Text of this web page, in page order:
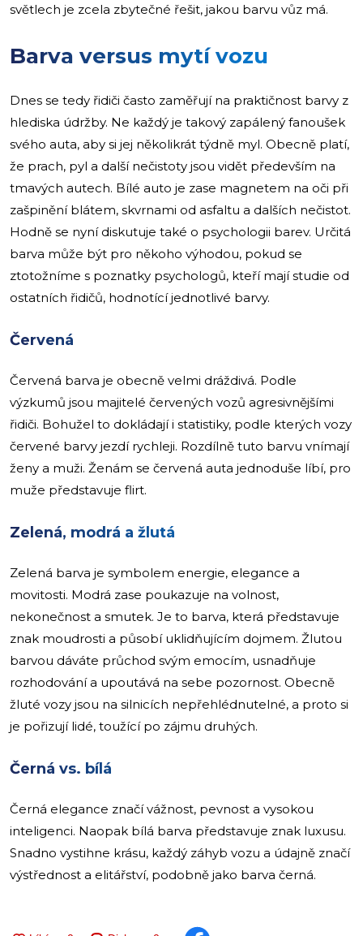
světlech je zcela zbytečné řešit, jakou barvu vůz má.
Barva versus mytí vozu
Dnes se tedy řidiči často zaměřují na praktičnost barvy z
hlediska údržby. Ne každý je takový zapálený fanoušek
svého auta, aby si jej několikrát týdně myl. Obecně platí,
že prach, pyl a další nečistoty jsou vidět především na
tmavých autech. Bílé auto je zase magnetem na oči při
zašpinění blátem, skvrnami od asfaltu a dalších nečistot.
Hodně se nyní diskutuje také o psychologii barev. Určitá
barva může být pro někoho výhodou, pokud se
ztotožníme s poznatky psychologů, kteří mají studie od
ostatních řidičů, hodnotící jednotlivé barvy.
Červená
Červená barva je obecně velmi dráždivá. Podle
výzkumů jsou majitelé červených vozů agresivnějšími
řidiči. Bohužel to dokládají i statistiky, podle kterých vozy
červené barvy jezdí rychleji. Rozdílně tuto barvu vnímají
ženy a muži. Ženám se červená auta jednoduše líbí, pro
muže představuje flirt.
Zelená, modrá a žlutá
Zelená barva je symbolem energie, elegance a
movitosti. Modrá zase poukazuje na volnost,
nekonečnost a smutek. Je to barva, která představuje
znak moudrosti a působí uklidňujícím dojmem. Žlutou
barvou dáváte průchod svým emocím, usnadňuje
rozhodování a upoutává na sebe pozornost. Obecně
žluté vozy jsou na silnicích nepřehlédnutelné, a proto si
je pořizují lidé, toužící po zájmu druhých.
Černá vs. bílá
Černá elegance značí vážnost, pevnost a vysokou
inteligenci. Naopak bílá barva představuje znak luxusu.
Snadno vystihne krásu, každý záhyb vozu a údajně značí
výstřednost a elitářství, podobně jako barva černá.